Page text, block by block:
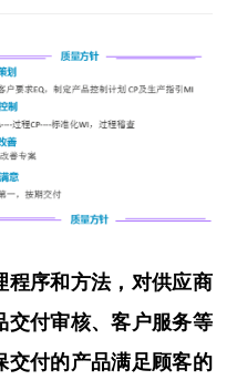
程序和方法，对供应商
交付审核、客户服务等
交付的产品满足顾客的